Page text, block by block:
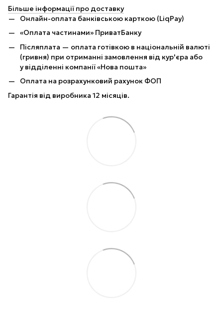
Більше інформації про доставку
Онлайн-оплата банківською карткою (LiqPay)
«Оплата частинами» ПриватБанку
Післяплата — оплата готівкою в національній валюті
(гривня) при отриманні замовлення від кур'єра або
у відділенні компанії «Нова пошта»
Оплата на розрахунковий рахунок ФОП
Гарантія від виробника 12 місяців.